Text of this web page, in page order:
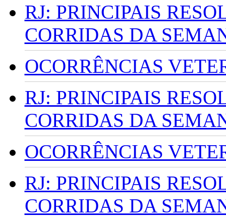
RJ: PRINCIPAIS
CORRIDAS DA
OCORRÊNCIAS
RJ: PRINCIPAIS
CORRIDAS DA
OCORRÊNCIAS
RJ: PRINCIPAIS
CORRIDAS DA